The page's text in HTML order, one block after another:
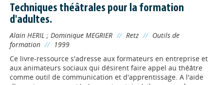
Techniques théâtrales pour la formation
d'adultes.
Alain HERIL ; Dominique MEGRIER // Retz // Outils de
formation // 1999
Ce livre-ressource s'adresse aux formateurs en entreprise et
aux animateurs sociaux qui désirent faire appel au théâtre
comme outil de communication et d'apprentissage. A l'aide